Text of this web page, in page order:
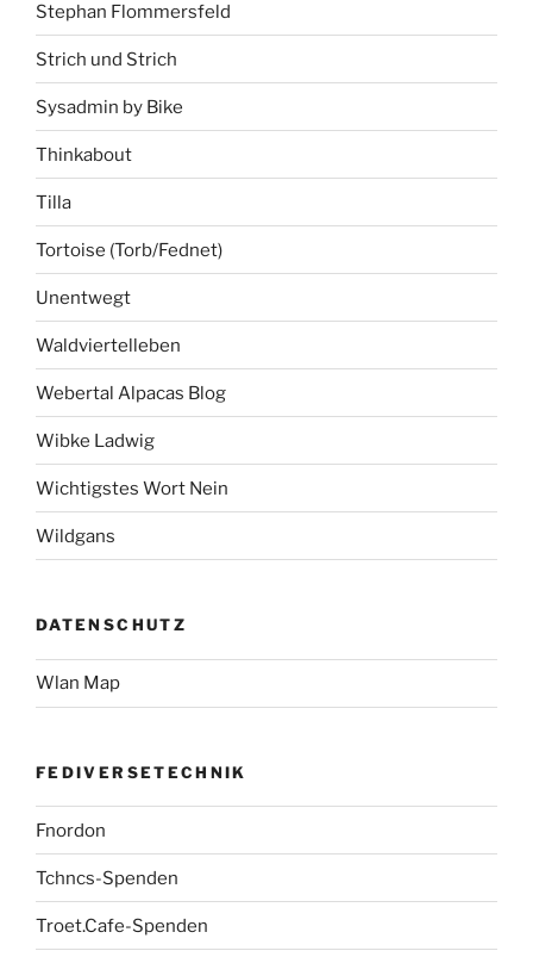
Stephan Flommersfeld
Strich und Strich
Sysadmin by Bike
Thinkabout
Tilla
Tortoise (Torb/Fednet)
Unentwegt
Waldviertelleben
Webertal Alpacas Blog
Wibke Ladwig
Wichtigstes Wort Nein
Wildgans
DATENSCHUTZ
Wlan Map
FEDIVERSETECHNIK
Fnordon
Tchncs-Spenden
Troet.Cafe-Spenden